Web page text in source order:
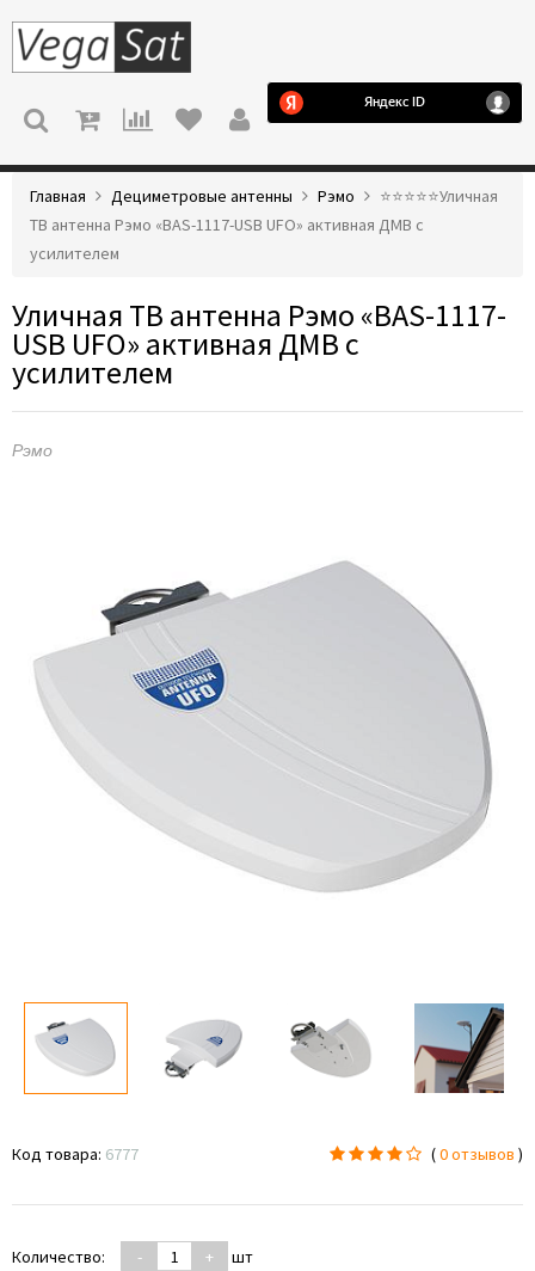
МЕНЮ
Главная Дециметровые антенны Рэмо
⭐️⭐️⭐️⭐️⭐️Уличная
ТВ антенна Рэмо «BAS-1117-USB UFO» активная ДМВ с
усилителем
Уличная ТВ антенна Рэмо «BAS-1117-
USB UFO» активная ДМВ с
усилителем
Рэмо
Код товара: 6777 (0 отзывов )
Количество: - + шт